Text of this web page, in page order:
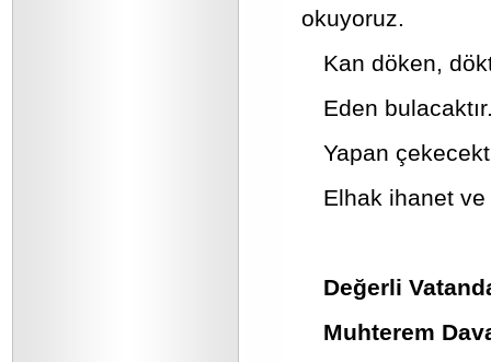
okuyoruz.
Kan döken,
Eden
Yapan
Elhak ihanet ve
Değerli
Muhterem